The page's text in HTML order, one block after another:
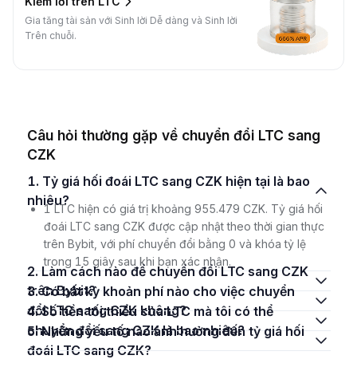
Gia tăng tài sản với Sinh lời Dễ dàng và Sinh lời
Trên chuỗi.
Câu hỏi thường gặp về chuyển đổi LTC sang
CZK
1. Tỷ giá hối đoái LTC sang CZK hiện tại là bao
nhiêu?
1 LTC hiện có giá trị khoảng 955.479 CZK. Tỷ giá hối
đoái LTC sang CZK được cập nhật theo thời gian thực
trên Bybit, với phí chuyển đổi bằng 0 và khóa tỷ lệ
trong 15 giây sau khi bạn xác nhận.
2. Làm cách nào để chuyển đổi LTC sang CZK
trên Bybit?
3. Có bất kỳ khoản phí nào cho việc chuyển
đổi LTC sang CZK không?
4. Số tiền tối thiểu của LTC mà tôi có thể
chuyển đổi sang CZK là bao nhiêu?
5. Những yếu tố nào ảnh hưởng đến tỷ giá hối
đoái LTC sang CZK?